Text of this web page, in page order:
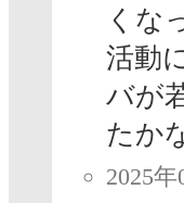
くな
活動
バが
たか
2025